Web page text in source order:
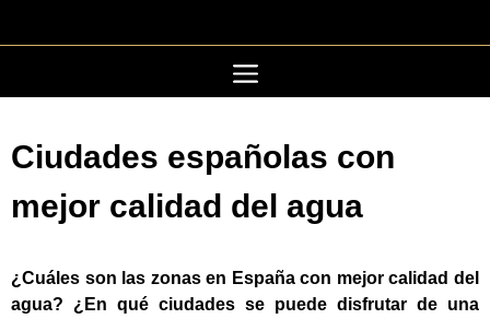
Ciudades españolas con
mejor calidad del agua
¿Cuáles son las zonas en España con mejor calidad del
agua? ¿En qué ciudades se puede disfrutar de una